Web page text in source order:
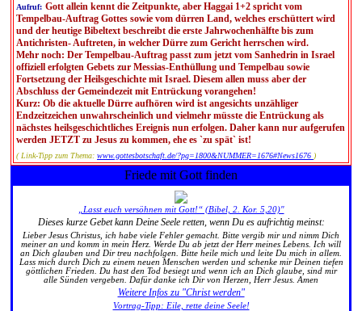
Aufruf: Gott allein kennt die Zeitpunkte, aber Haggai 1+2 spricht vom
Tempelbau-Auftrag Gottes sowie vom dürren Land, welches erschüttert wird
und der heutige Bibeltext beschreibt die erste Jahrwochenhälfte bis zum
Antichristen- Auftreten, in welcher Dürre zum Gericht herrschen wird.
Mehr noch: Der Tempelbau-Auftrag passt zum jetzt vom Sanhedrin in Israel
offiziell erfolgten Gebets zur Messias-Enthüllung und Tempelbau sowie
Fortsetzung der Heilsgeschichte mit Israel. Diesem allen muss aber der
Abschluss der Gemeindezeit mit Entrückung vorangehen!
Kurz: Ob die aktuelle Dürre aufhören wird ist angesichts unzähliger
Endzeitzeichen unwahrscheinlich und vielmehr müsste die Entrückung als
nächstes heilsgeschichtliches Ereignis nun erfolgen. Daher kann nur aufgerufen
werden JETZT zu Jesus zu kommen, ehe es `zu spät` ist!
( Link-Tipp zum Thema: www.gottesbotschaft.de/?pg=1800&NUMMER=1676#News1676 )
Friede mit Gott finden
„Lasst euch versöhnen mit Gott!“ (Bibel, 2. Kor. 5,20)"
Dieses kurze Gebet kann Deine Seele retten, wenn Du es aufrichtig meinst:
Lieber Jesus Christus, ich habe viele Fehler gemacht. Bitte vergib mir und nimm Dich
meiner an und komm in mein Herz. Werde Du ab jetzt der Herr meines Lebens. Ich will
an Dich glauben und Dir treu nachfolgen. Bitte heile mich und leite Du mich in allem.
Lass mich durch Dich zu einem neuen Menschen werden und schenke mir Deinen tiefen
göttlichen Frieden. Du hast den Tod besiegt und wenn ich an Dich glaube, sind mir
alle Sünden vergeben. Dafür danke ich Dir von Herzen, Herr Jesus. Amen
Weitere Infos zu "Christ werden"
Vortrag-Tipp: Eile, rette deine Seele!